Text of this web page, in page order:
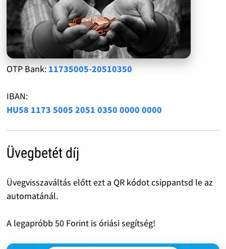
OTP Bank: 11735005-20510350
IBAN:
HU58 1173 5005 2051 0350 0000 0000
Üvegbetét díj
Üvegvisszaváltás előtt ezt a QR kódot csippantsd le az
automatánál.
A legapróbb 50 Forint is óriási segítség!